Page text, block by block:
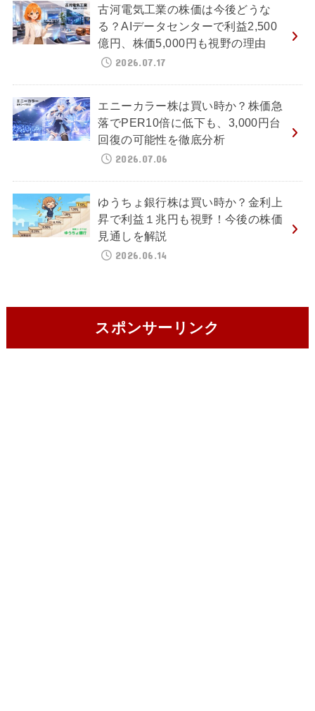
古河電気工業の株価は今後どうな
る？AIデータセンターで利益2,500
億円、株価5,000円も視野の理由
2026.07.17
エニーカラー株は買い時か？株価急
落でPER10倍に低下も、3,000円台
回復の可能性を徹底分析
2026.07.06
ゆうちょ銀行株は買い時か？金利上
昇で利益１兆円も視野！今後の株価
見通しを解説
2026.06.14
スポンサーリンク